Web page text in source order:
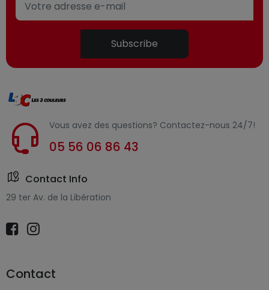
Subscribe
Vous avez des questions? Contactez-nous 24/7!
05 56 06 86 43
Contact Info
29 ter Av. de la Libération
Contact